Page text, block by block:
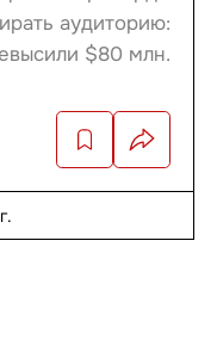
аудиторию:
$80 млн.